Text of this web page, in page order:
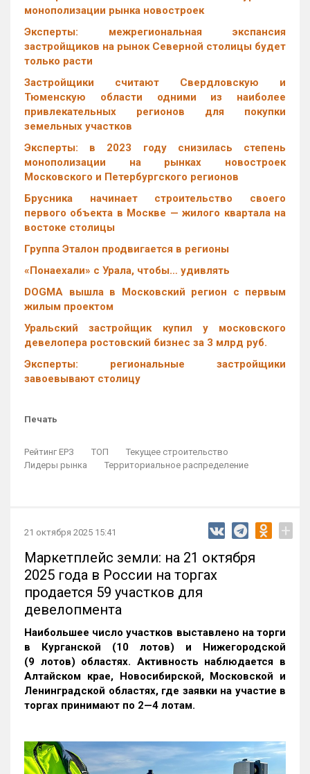
монополизации рынка новостроек
Эксперты: межрегиональная экспансия
застройщиков на рынок Северной столицы будет
только расти
Застройщики считают Свердловскую и
Тюменскую области одними из наиболее
привлекательных регионов для покупки
земельных участков
Эксперты: в 2023 году снизилась степень
монополизации на рынках новостроек
Московского и Петербургского регионов
Брусника начинает строительство своего
первого объекта в Москве — жилого квартала на
востоке столицы
Группа Эталон продвигается в регионы
«Понаехали» с Урала, чтобы… удивлять
DOGMA вышла в Московский регион с первым
жилым проектом
Уральский застройщик купил у московского
девелопера ростовский бизнес за 3 млрд руб.
Эксперты: региональные застройщики
завоевывают столицу
Печать
Рейтинг ЕРЗ ТОП
Текущее строительство
Лидеры рынка
Территориальное распределение
21 октября 2025 15:41 +
Маркетплейс земли: на 21 октября
2025 года в России на торгах
продается 59 участков для
девелопмента
Наибольшее число участков выставлено на торги
в Курганской (10 лотов) и Нижегородской
(9 лотов) областях. Активность наблюдается в
Алтайском крае, Новосибирской, Московской и
Ленинградской областях, где заявки на участие в
торгах принимают по 2—4 лотам.